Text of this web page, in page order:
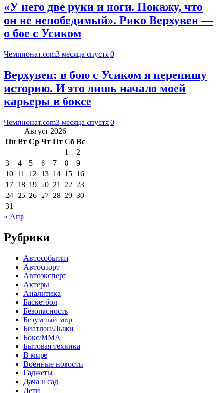
«У него две руки и ноги. Покажу, что
он не непобедимый». Рико Верхувен —
о бое с Усиком
Чемпионат.com3 месяца спустя 0
Верхувен: в бою с Усиком я перепишу
историю. И это лишь начало моей
карьеры в боксе
Чемпионат.com3 месяца спустя 0
Август 2026
Пн Вт Ср Чт Пт Сб Вс
1
2
3
4 5 6 7 8
9
10 11 12 13 14 15 16
17 18 19 20 21 22 23
24 25 26 27 28 29 30
31
« Апр
Рубрики
Автособытия
Автоспорт
Автоэксперт
Актеры
Аналитика
Баскетбол
Безопасность
Безумный мир
Биатлон/Лыжи
Бокс/MMA
Бытовая техника
В мире
Военные новости
Гаджеты
Дача и сад
Дети